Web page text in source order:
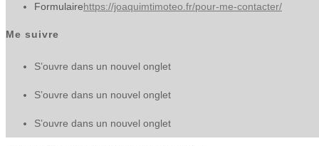
Formulairehttps://joaquimtimoteo.fr/pour-me-contacter/
Me suivre
S’ouvre dans un nouvel onglet
S’ouvre dans un nouvel onglet
S’ouvre dans un nouvel onglet